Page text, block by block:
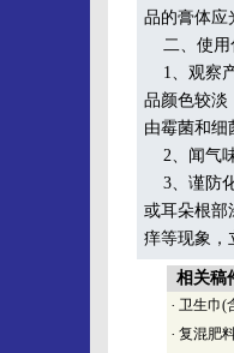
品的膏体应
二、使用
1、观察
品颜色较淡
由霉菌和细
2、闻气味
3、谨防
或耳朵根部
痒等现象，
相关稿
· 卫生巾(
· 复混肥